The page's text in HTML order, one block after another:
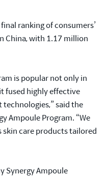
ranking of consumers’
China, with 1.17 million
is popular not only in
fused highly effective
said the
Ampoule Program. “We
care products tailored
Synergy Ampoule